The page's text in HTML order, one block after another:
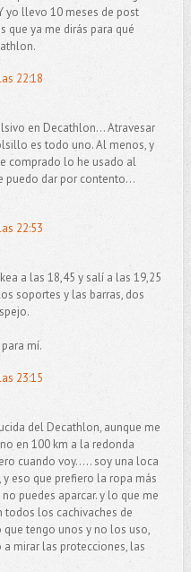
yo llevo 10 meses de post
que ya me dirás para qué
22:18
en Decathlon... Atravesar
es todo uno. Al menos, y
comprado lo he usado al
puedo dar por contento...
22:53
a las 18,45 y salí a las 19,25
soportes y las barras, dos
mí.
23:15
del Decathlon, aunque me
en 100 km a la redonda
cuando voy..... soy una loca
eso que prefiero la ropa más
puedes aparcar. y lo que me
los cachivaches de
tengo unos y no los uso,
mirar las protecciones, las